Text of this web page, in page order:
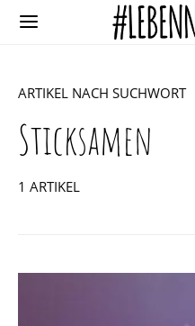
ARTIKEL NACH SUCHWORT
Sticksamen
1 ARTIKEL